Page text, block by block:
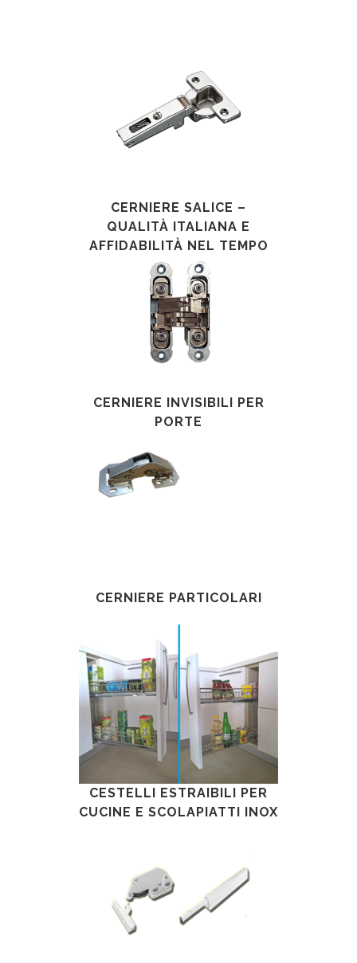
CERNIERE SALICE –
QUALITÀ ITALIANA E
AFFIDABILITÀ NEL TEMPO
CERNIERE INVISIBILI PER
PORTE
CERNIERE PARTICOLARI
CESTELLI ESTRAIBILI PER
CUCINE E SCOLAPIATTI INOX